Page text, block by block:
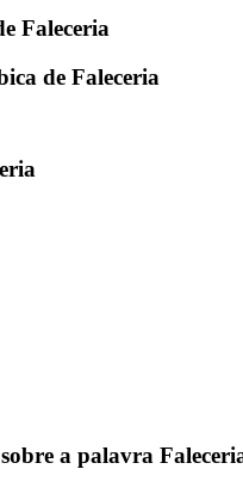
Faleceria
de Faleceria
a palavra